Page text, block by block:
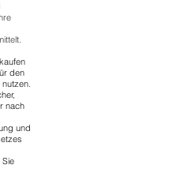
den
nach
und
Sie